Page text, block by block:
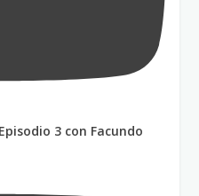
3 con Facundo